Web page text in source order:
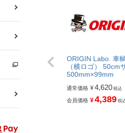
ORIGIN Labo. 車
（横ロゴ） 50cm
500mm×99mm
通常価格 ¥4,620 税込
会員価格 ¥4,389 税